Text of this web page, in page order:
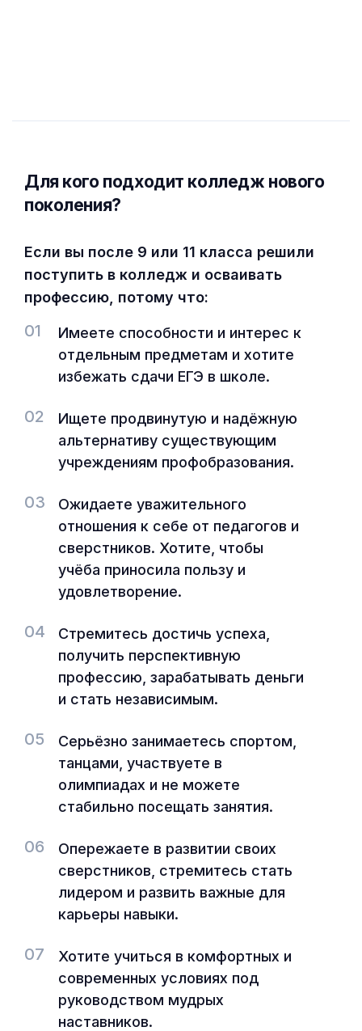
Для кого подходит колледж нового
поколения?
Если вы после 9 или 11 класса решили
поступить в колледж и осваивать
профессию, потому что:
01
Имеете способности и интерес к
отдельным предметам и хотите
избежать сдачи ЕГЭ в школе.
02
Ищете продвинутую и надёжную
альтернативу существующим
учреждениям профобразования.
03
Ожидаете уважительного
отношения к себе от педагогов и
сверстников. Хотите, чтобы
учёба приносила пользу и
удовлетворение.
04
Стремитесь достичь успеха,
получить перспективную
профессию, зарабатывать деньги
и стать независимым.
05
Серьёзно занимаетесь спортом,
танцами, участвуете в
олимпиадах и не можете
стабильно посещать занятия.
06
Опережаете в развитии своих
сверстников, стремитесь стать
лидером и развить важные для
карьеры навыки.
07
Хотите учиться в комфортных и
современных условиях под
руководством мудрых
наставников.